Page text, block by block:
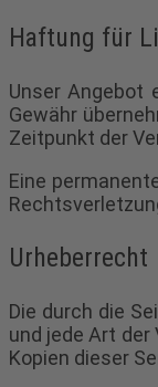
Haftung für
Unser Angebot
Gewähr
Zeitpunkt der
Eine
Urheberrecht
Die durch die
und jede Art
Kopien dieser